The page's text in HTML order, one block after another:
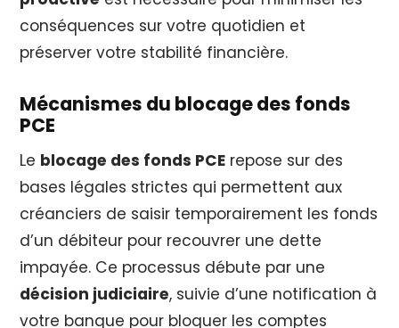
conséquences sur votre quotidien et
préserver votre stabilité financière.
Mécanismes du blocage des fonds
PCE
Le blocage des fonds PCE repose sur des
bases légales strictes qui permettent aux
créanciers de saisir temporairement les fonds
d’un débiteur pour recouvrer une dette
impayée. Ce processus débute par une
décision judiciaire, suivie d’une notification à
votre banque pour bloquer les comptes